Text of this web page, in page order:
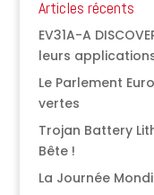
Articles récents
EV31A-A
leurs
Le Parlement
vertes
Trojan Battery
Bête !
La Journée